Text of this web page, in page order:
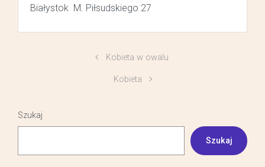
Białystok M. Piłsudskiego 27
Kobieta w owalu
Kobieta
Szukaj
Szukaj